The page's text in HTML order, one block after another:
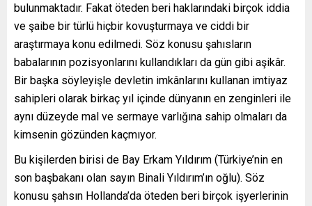
bulunmaktadır. Fakat öteden beri haklarındaki birçok iddia
ve şaibe bir türlü hiçbir kovuşturmaya ve ciddi bir
araştırmaya konu edilmedi. Söz konusu şahısların
babalarının pozisyonlarını kullandıkları da gün gibi aşikâr.
Bir başka söyleyişle devletin imkânlarını kullanan imtiyaz
sahipleri olarak birkaç yıl içinde dünyanın en zenginleri ile
aynı düzeyde mal ve sermaye varlığına sahip olmaları da
kimsenin gözünden kaçmıyor.
Bu kişilerden birisi de Bay Erkam Yıldırım (Türkiye’nin en
son başbakanı olan sayın Binali Yıldırım’ın oğlu). Söz
konusu şahsın Hollanda’da öteden beri birçok işyerlerinin